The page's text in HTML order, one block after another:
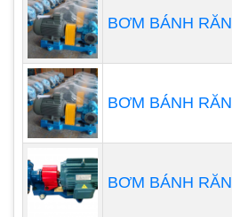
BƠM BÁNH
BƠM BÁNH
BƠM BÁNH